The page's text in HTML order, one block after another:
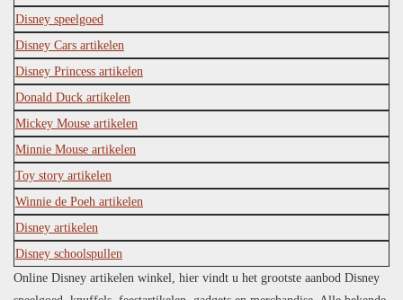
Disney speelgoed
Disney Cars artikelen
Disney Princess artikelen
Donald Duck artikelen
Mickey Mouse artikelen
Minnie Mouse artikelen
Toy story artikelen
Winnie de Poeh artikelen
Disney artikelen
Disney schoolspullen
Online Disney artikelen winkel, hier vindt u het grootste aanbod Disney